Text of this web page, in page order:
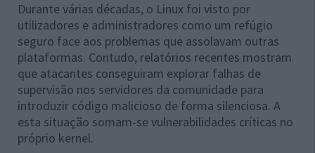
Durante várias décadas, o Linux foi visto por
utilizadores e administradores como um refúgio
seguro face aos problemas que assolavam outras
plataformas. Contudo, relatórios recentes mostram
que atacantes conseguiram explorar falhas de
supervisão nos servidores da comunidade para
introduzir código malicioso de forma silenciosa. A
esta situação somam-se vulnerabilidades críticas no
próprio kernel.